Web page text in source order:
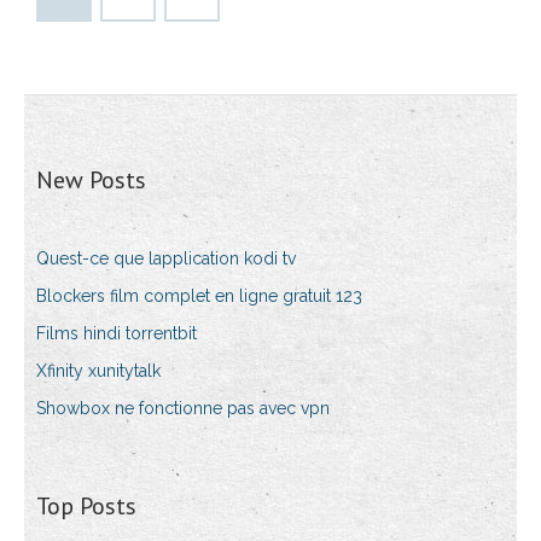
New Posts
Quest-ce que lapplication kodi tv
Blockers film complet en ligne gratuit 123
Films hindi torrentbit
Xfinity xunitytalk
Showbox ne fonctionne pas avec vpn
Top Posts